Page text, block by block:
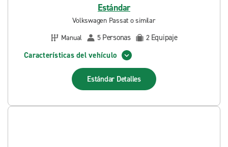
Estándar
Volkswagen Passat o similar
Manual
5 Personas 2 Equipaje
Características del vehículo
Estándar Detalles